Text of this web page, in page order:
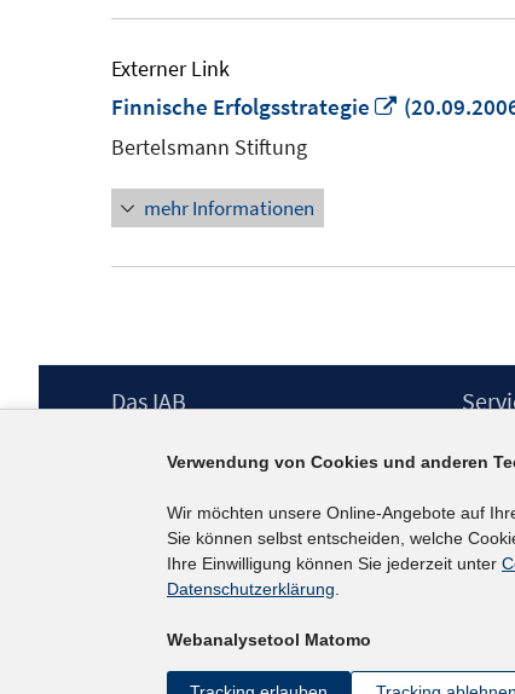
Externer Link
Finnische Erfolgsstrategie
In
Bertelsmann Stiftung
mehr Informationen
Footer
Das IAB
Berufsforschung (IAB) – unser Leitbild
Institutsleitung
Graduiertenprogramm
Befragungen
Projekte
IAB-
Verwendung von Cookies und anderen
Wir möchten unsere Online-Angebote auf
Sie können selbst entscheiden, welche
Ihre Einwilligung können Sie jederzeit unter
Datenschutzerklärung.
Webanalysetool Matomo